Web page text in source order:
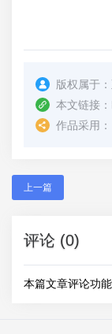
版权属于：
本文链接：
作品采用：
上一篇
评论 (0)
本篇文章评论功